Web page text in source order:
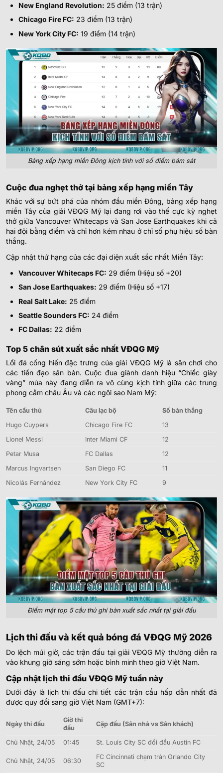
New England Revolution: 25 điểm (13 trận)
Chicago Fire FC: 23 điểm (13 trận)
New York City FC: 19 điểm (14 trận)
Bảng xếp hạng miền Đông kịch tính với số điểm bám sát
Cuộc đua nghẹt thở tại bảng xếp hạng miền Tây
Khác với sự bứt phá của nhóm đầu miền Đông, bảng xếp hạng
miền Tây của giải VĐQG Mỹ lại đang rơi vào thế cực kỳ nghẹt
thở giữa Vancouver Whitecaps và San Jose Earthquakes khi cả
hai đội bằng điểm và chỉ hơn kém nhau ở chỉ số phụ hiệu số bàn
thắng.
Cập nhật thứ hạng của các đại diện xuất sắc nhất Miền Tây:
Vancouver Whitecaps FC: 29 điểm (Hiệu số +20)
San Jose Earthquakes: 29 điểm (Hiệu số +17)
Real Salt Lake: 25 điểm
Seattle Sounders FC: 24 điểm
FC Dallas: 22 điểm
Top 5 chân sút xuất sắc nhất VĐQG Mỹ
Lối đá cống hiến đặc trưng của giải VĐQG Mỹ là sân chơi cho
các tiền đạo săn bàn. Cuộc đua giành danh hiệu “Chiếc giày
vàng” mùa này đang diễn ra vô cùng kịch tính giữa các trung
phong cắm châu Âu và các ngôi sao Nam Mỹ:
Tên cầu thủ Câu lạc bộ
Số bàn thắng
Hugo Cuypers
Chicago Fire FC
13
Lionel Messi
Inter Miami CF
12
Petar Musa
FC Dallas
12
Marcus Ingvartsen
San Diego FC
11
Nicolás Fernández
New York City FC 9
Điểm mặt top 5 cầu thủ ghi bàn xuất sắc nhất tại giải đấu
Lịch thi đấu và kết quả bóng đá VĐQG Mỹ 2026
Do lệch múi giờ, các trận đấu tại giải VĐQG Mỹ thường diễn ra
vào khung giờ sáng sớm hoặc bình minh theo giờ Việt Nam.
Cập nhật lịch thi đấu VĐQG Mỹ tuần này
Dưới đây là lịch thi đấu chi tiết các trận cầu hấp dẫn nhất đã
được quy đổi sang giờ Việt Nam (GMT+7):
Ngày thi đấu
Giờ thi
đấu
Cặp đấu (Sân nhà vs Sân khách)
Chủ Nhật, 24/05 01:45 St. Louis City SC đối đầu Austin FC
Chủ Nhật, 24/05 06:30
FC Cincinnati chạm trán Orlando City
SC